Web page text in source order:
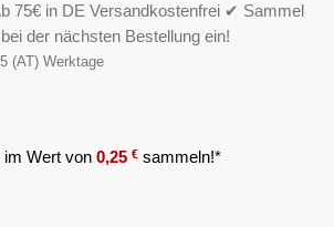
75€ in DE Versandkostenfrei ✔ Sammel
der nächsten Bestellung ein!
(AT) Werktage
im Wert von 0,25 € sammeln!*